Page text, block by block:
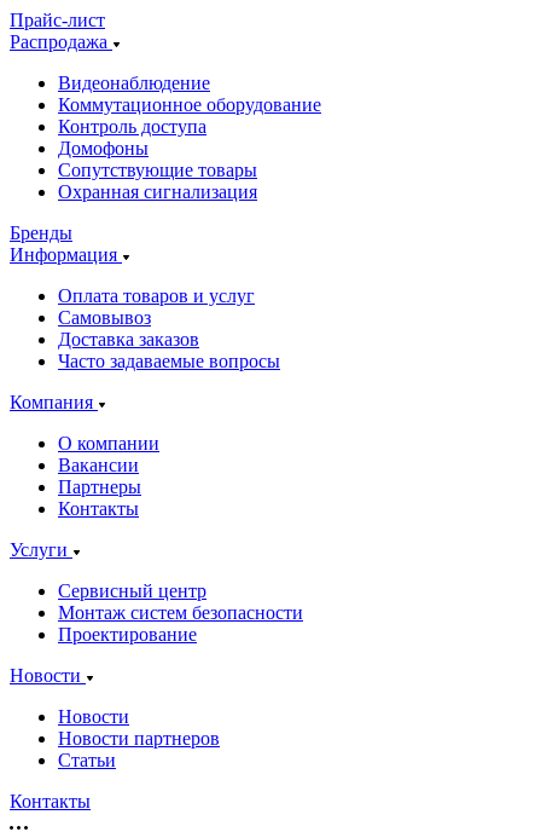
Прайс-лист
Распродажа
Видеонаблюдение
Коммутационное оборудование
Контроль доступа
Домофоны
Сопутствующие товары
Охранная сигнализация
Бренды
Информация
Оплата товаров и услуг
Самовывоз
Доставка заказов
Часто задаваемые вопросы
Компания
О компании
Вакансии
Партнеры
Контакты
Услуги
Сервисный центр
Монтаж систем безопасности
Проектирование
Новости
Новости
Новости партнеров
Статьи
Контакты